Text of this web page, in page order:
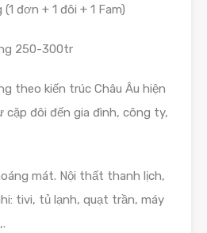
đơn + 1 đôi + 1 Fam)
250-300tr
theo kiến trúc Châu Âu hiện
đôi đến gia đình, công ty,
mát. Nội thất thanh lịch,
tivi, tủ lạnh, quạt trần, máy